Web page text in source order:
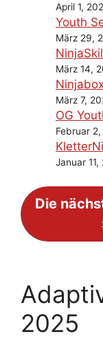
April 1,
Youth
März 29,
März 14,
März 7,
OG
Februar
Januar 11,
Die
2025